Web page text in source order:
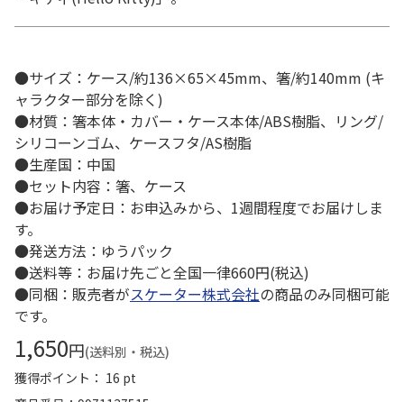
●サイズ：ケース/約136×65×45mm、箸/約140mm (キ
ャラクター部分を除く)
●材質：箸本体・カバー・ケース本体/ABS樹脂、リング/
シリコーンゴム、ケースフタ/AS樹脂
●生産国：中国
●セット内容：箸、ケース
●お届け予定日：お申込みから、1週間程度でお届けしま
す。
●発送方法：ゆうパック
●送料等：お届け先ごと全国一律660円(税込)
●同梱：販売者がスケーター株式会社の商品のみ同梱可能
です。
1,650円(送料別・税込)
獲得ポイント： 16 pt